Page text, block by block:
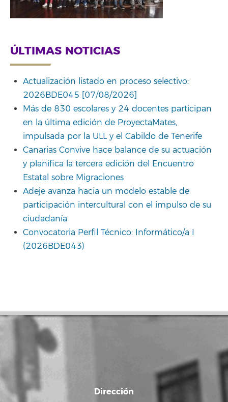
ÚLTIMAS NOTICIAS
Actualización listado en proceso selectivo:
2026BDE045 [07/08/2026]
Más de 830 escolares y 24 docentes participan
en la última edición de ProyectaMates,
impulsada por la ULL y el Cabildo de Tenerife
Canarias Convive hace balance de su actuación
y planifica la tercera edición del Encuentro
Estatal sobre Migraciones
Adeje avanza hacia un modelo estable de
participación intercultural con el impulso de su
ciudadanía
Convocatoria Perfil Técnico: Informático/a I
(2026BDE043)
Dirección